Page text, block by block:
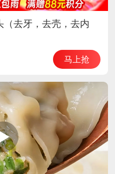
（去牙，去壳，去内
马上抢